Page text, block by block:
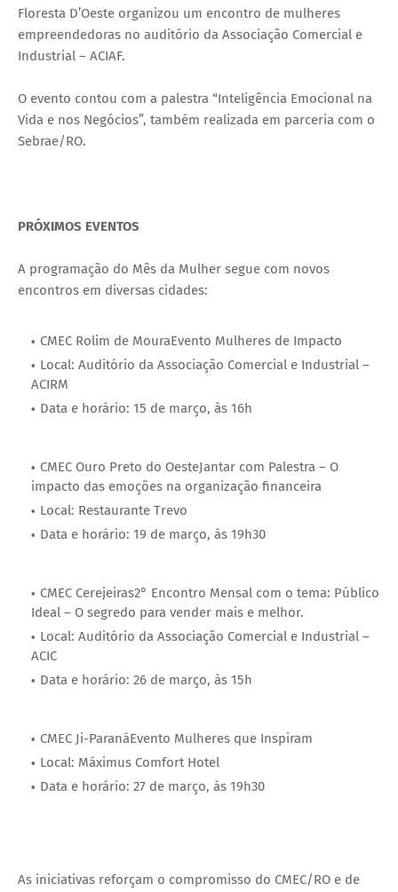
Floresta D’Oeste organizou um encontro de mulheres
empreendedoras no auditório da Associação Comercial e
Industrial – ACIAF.
O evento contou com a palestra “Inteligência Emocional na
Vida e nos Negócios”, também realizada em parceria com o
Sebrae/RO.
PRÓXIMOS EVENTOS
A programação do Mês da Mulher segue com novos
encontros em diversas cidades:
CMEC Rolim de MouraEvento Mulheres de Impacto
Local: Auditório da Associação Comercial e Industrial –
ACIRM
Data e horário: 15 de março, às 16h
CMEC Ouro Preto do OesteJantar com Palestra – O
impacto das emoções na organização financeira
Local: Restaurante Trevo
Data e horário: 19 de março, às 19h30
CMEC Cerejeiras2° Encontro Mensal com o tema: Público
Ideal – O segredo para vender mais e melhor.
Local: Auditório da Associação Comercial e Industrial –
ACIC
Data e horário: 26 de março, às 15h
CMEC Ji-ParanáEvento Mulheres que Inspiram
Local: Máximus Comfort Hotel
Data e horário: 27 de março, às 19h30
As iniciativas reforçam o compromisso do CMEC/RO e de